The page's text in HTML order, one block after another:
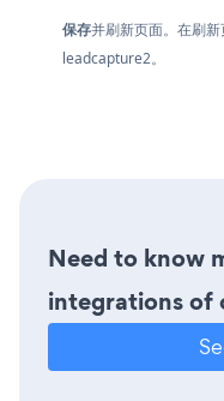
保存并刷新页面。在刷
leadcapture2。
Need to know
integrations of